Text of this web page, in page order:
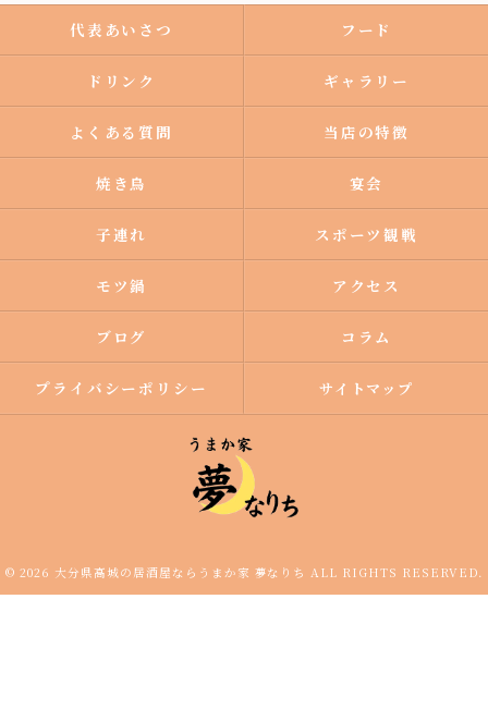
代表あいさつ フード
ドリンク ギャラリー
よくある質問 当店の特徴
焼き鳥 宴会
子連れ スポーツ観戦
モツ鍋 アクセス
ブログ コラム
プライバシーポリシー サイトマップ
© 2026 大分県高城の居酒屋ならうまか家 夢なりち ALL RIGHTS RESERVED.